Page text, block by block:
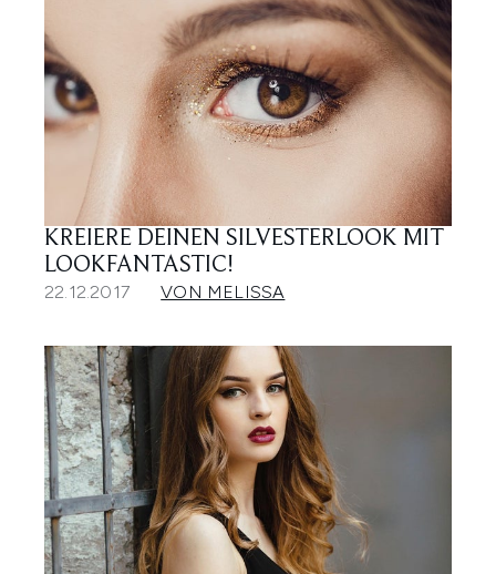
KREIERE DEINEN SILVESTERLOOK MIT
LOOKFANTASTIC!
22.12.2017 VON MELISSA